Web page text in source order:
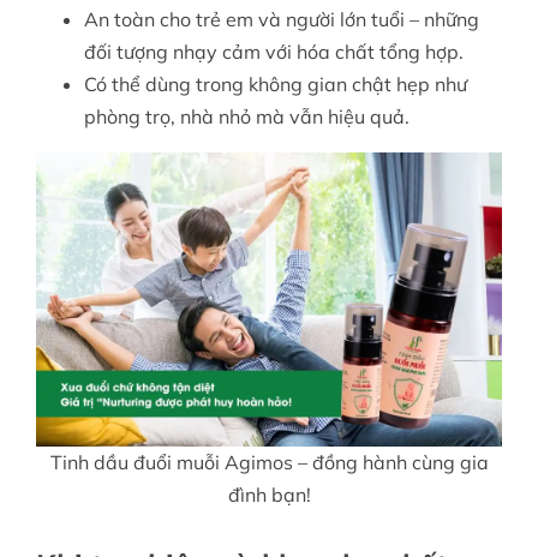
An toàn cho trẻ em và người lớn tuổi – những
đối tượng nhạy cảm với hóa chất tổng hợp.
Có thể dùng trong không gian chật hẹp như
phòng trọ, nhà nhỏ mà vẫn hiệu quả.
Tinh dầu đuổi muỗi Agimos – đồng hành cùng gia
đình bạn!